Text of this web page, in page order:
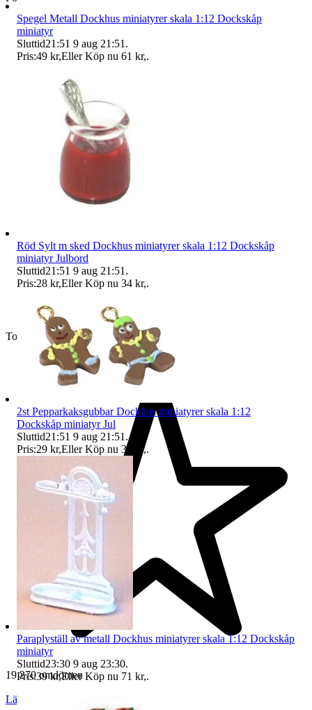
Toppsäljare
19 270 omdömen
Läs omdömen
Spegel Metall Dockhus miniatyrer skala 1:12 Dockskåp
miniatyr
Sluttid21:51 9 aug 21:51 .
Pris:49 kr,Eller Köp nu 61 kr,.
Röd Sylt m sked Dockhus miniatyrer skala 1:12 Dockskåp
miniatyr Julbord
Sluttid21:51 9 aug 21:51 .
Pris:28 kr,Eller Köp nu 34 kr,.
2st Pepparkaksgubbar Dockhus miniatyrer skala 1:12
Dockskåp miniatyr Jul
Sluttid21:51 9 aug 21:51 .
Pris:29 kr,Eller Köp nu 36 kr,.
Paraplyställ av metall Dockhus miniatyrer skala 1:12 Dockskåp
miniatyr
Sluttid23:30 9 aug 23:30.
Pris:39 kr,Eller Köp nu 71 kr,.